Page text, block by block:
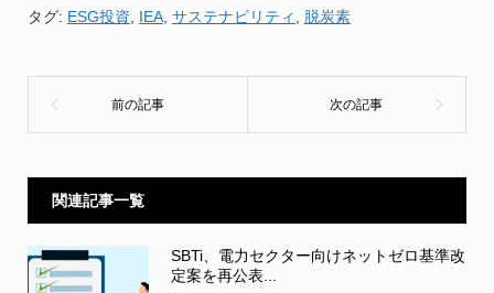
タグ: ESG投資 IEA, サステナビリティ 脱炭素
関連記事一覧
SBTi、電力セクター向けネットゼロ基準改
定案を再公表...